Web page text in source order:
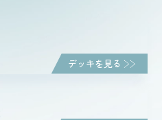
デッキを見る